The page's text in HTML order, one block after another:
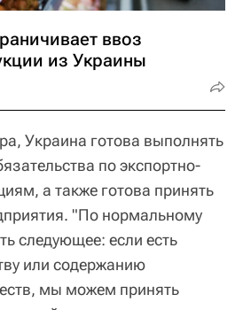
ввоз
из Украины
Украина готова выполнять
по экспортно-
а также готова принять
"По нормальному
следующее: если есть
или содержанию
мы можем принять